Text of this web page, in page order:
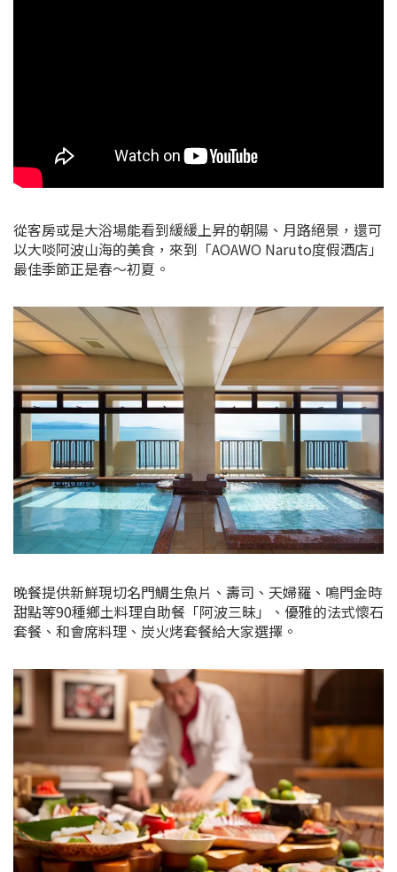
從客房或是大浴場能看到緩緩上昇的朝陽、月路絕景，還可
以大啖阿波山海的美食，來到「AOAWO Naruto度假酒店」
最佳季節正是春～初夏。
晚餐提供新鮮現切名門鯛生魚片、壽司、天婦羅、鳴門金時
甜點等90種鄉土料理自助餐「阿波三昧」、優雅的法式懷石
套餐、和會席料理、炭火烤套餐給大家選擇。